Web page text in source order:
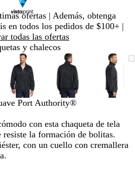
ofertas | Además, obtenga
en todos los pedidos de $100+ |
todas las ofertas
y chalecos
Imagen
ampliable
con
zoom
Ampliado
al
mínimo
Haga
clic
para
expandir
Use
la
tecla
de
más
y
menos
(-)
Imagen
ampliable
con
zoom
Ampliado
al
mínimo
Haga
clic
para
expandir
Use
la
tecla
de
más
(+)
y
menos
(-)
con
zoom
al
Haga
clic
para
Use
la
tecla
de
más
y
menos
(-)
Port Authority®
con esta chaqueta de tela
la formación de bolitas.
con un cuello con cremallera